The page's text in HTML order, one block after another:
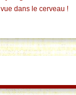
vue dans le cerveau !